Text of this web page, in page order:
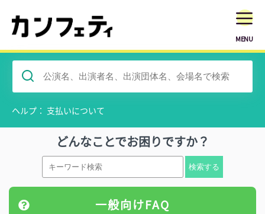
MENU
ヘルプ： 支払いについて
どんなことでお困りですか？
一般向けFAQ